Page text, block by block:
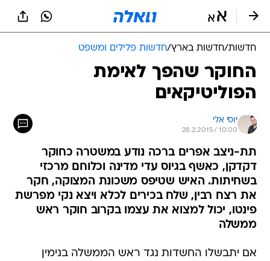
חדשות/חדשות בארץ/חדשות פלילים ומשפט
החוקר שהפך לאימת
הפוליטיקאים
יוסי אלי
28.2.2015 / 10:00
תת-ניצב אפרים ברכה נודע במשטרה כחוקר
דקדקן, כאשף בגיוס עדי מדינה וכלוחם מרכזי
בשחיתות. האיש שטיפס משכונת המצוקה, חקר
את רצח רבין, שלח בכירים לכלא ויצא נקי מפרשת
פינטו, יכול למצוא את עצמו בקרוב חוקר ראש
ממשלה
אם יתבשלו החשדות נגד ראש הממשלה בנימין